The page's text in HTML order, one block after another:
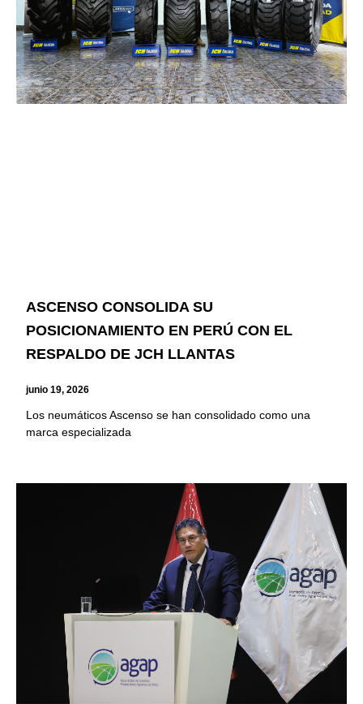
ASCENSO CONSOLIDA SU
POSICIONAMIENTO EN PERÚ CON EL
RESPALDO DE JCH LLANTAS
junio 19, 2026
Los neumáticos Ascenso se han consolidado como una
marca especializada